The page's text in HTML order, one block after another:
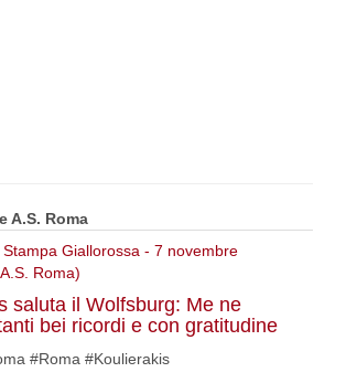
A.S. Roma
Roma)
saluta il Wolfsburg: Me ne
bei ricordi e con gratitudine
#Roma #Koulierakis